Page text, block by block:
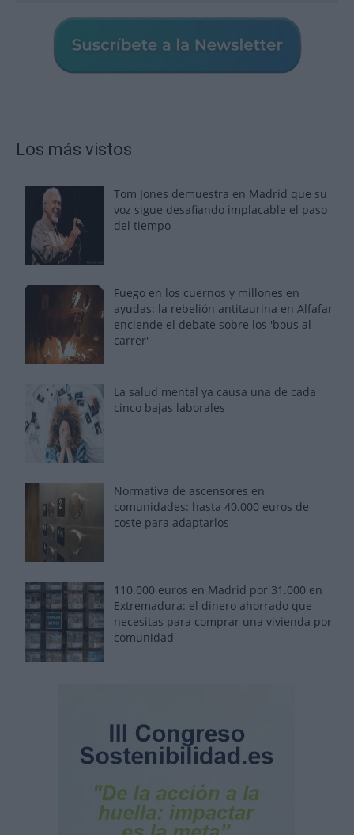
Los más vistos
Tom Jones demuestra en Madrid que su
voz sigue desafiando implacable el paso
del tiempo
Fuego en los cuernos y millones en
ayudas: la rebelión antitaurina en Alfafar
enciende el debate sobre los 'bous al
carrer'
La salud mental ya causa una de cada
cinco bajas laborales
Normativa de ascensores en
comunidades: hasta 40.000 euros de
coste para adaptarlos
110.000 euros en Madrid por 31.000 en
Extremadura: el dinero ahorrado que
necesitas para comprar una vivienda por
comunidad